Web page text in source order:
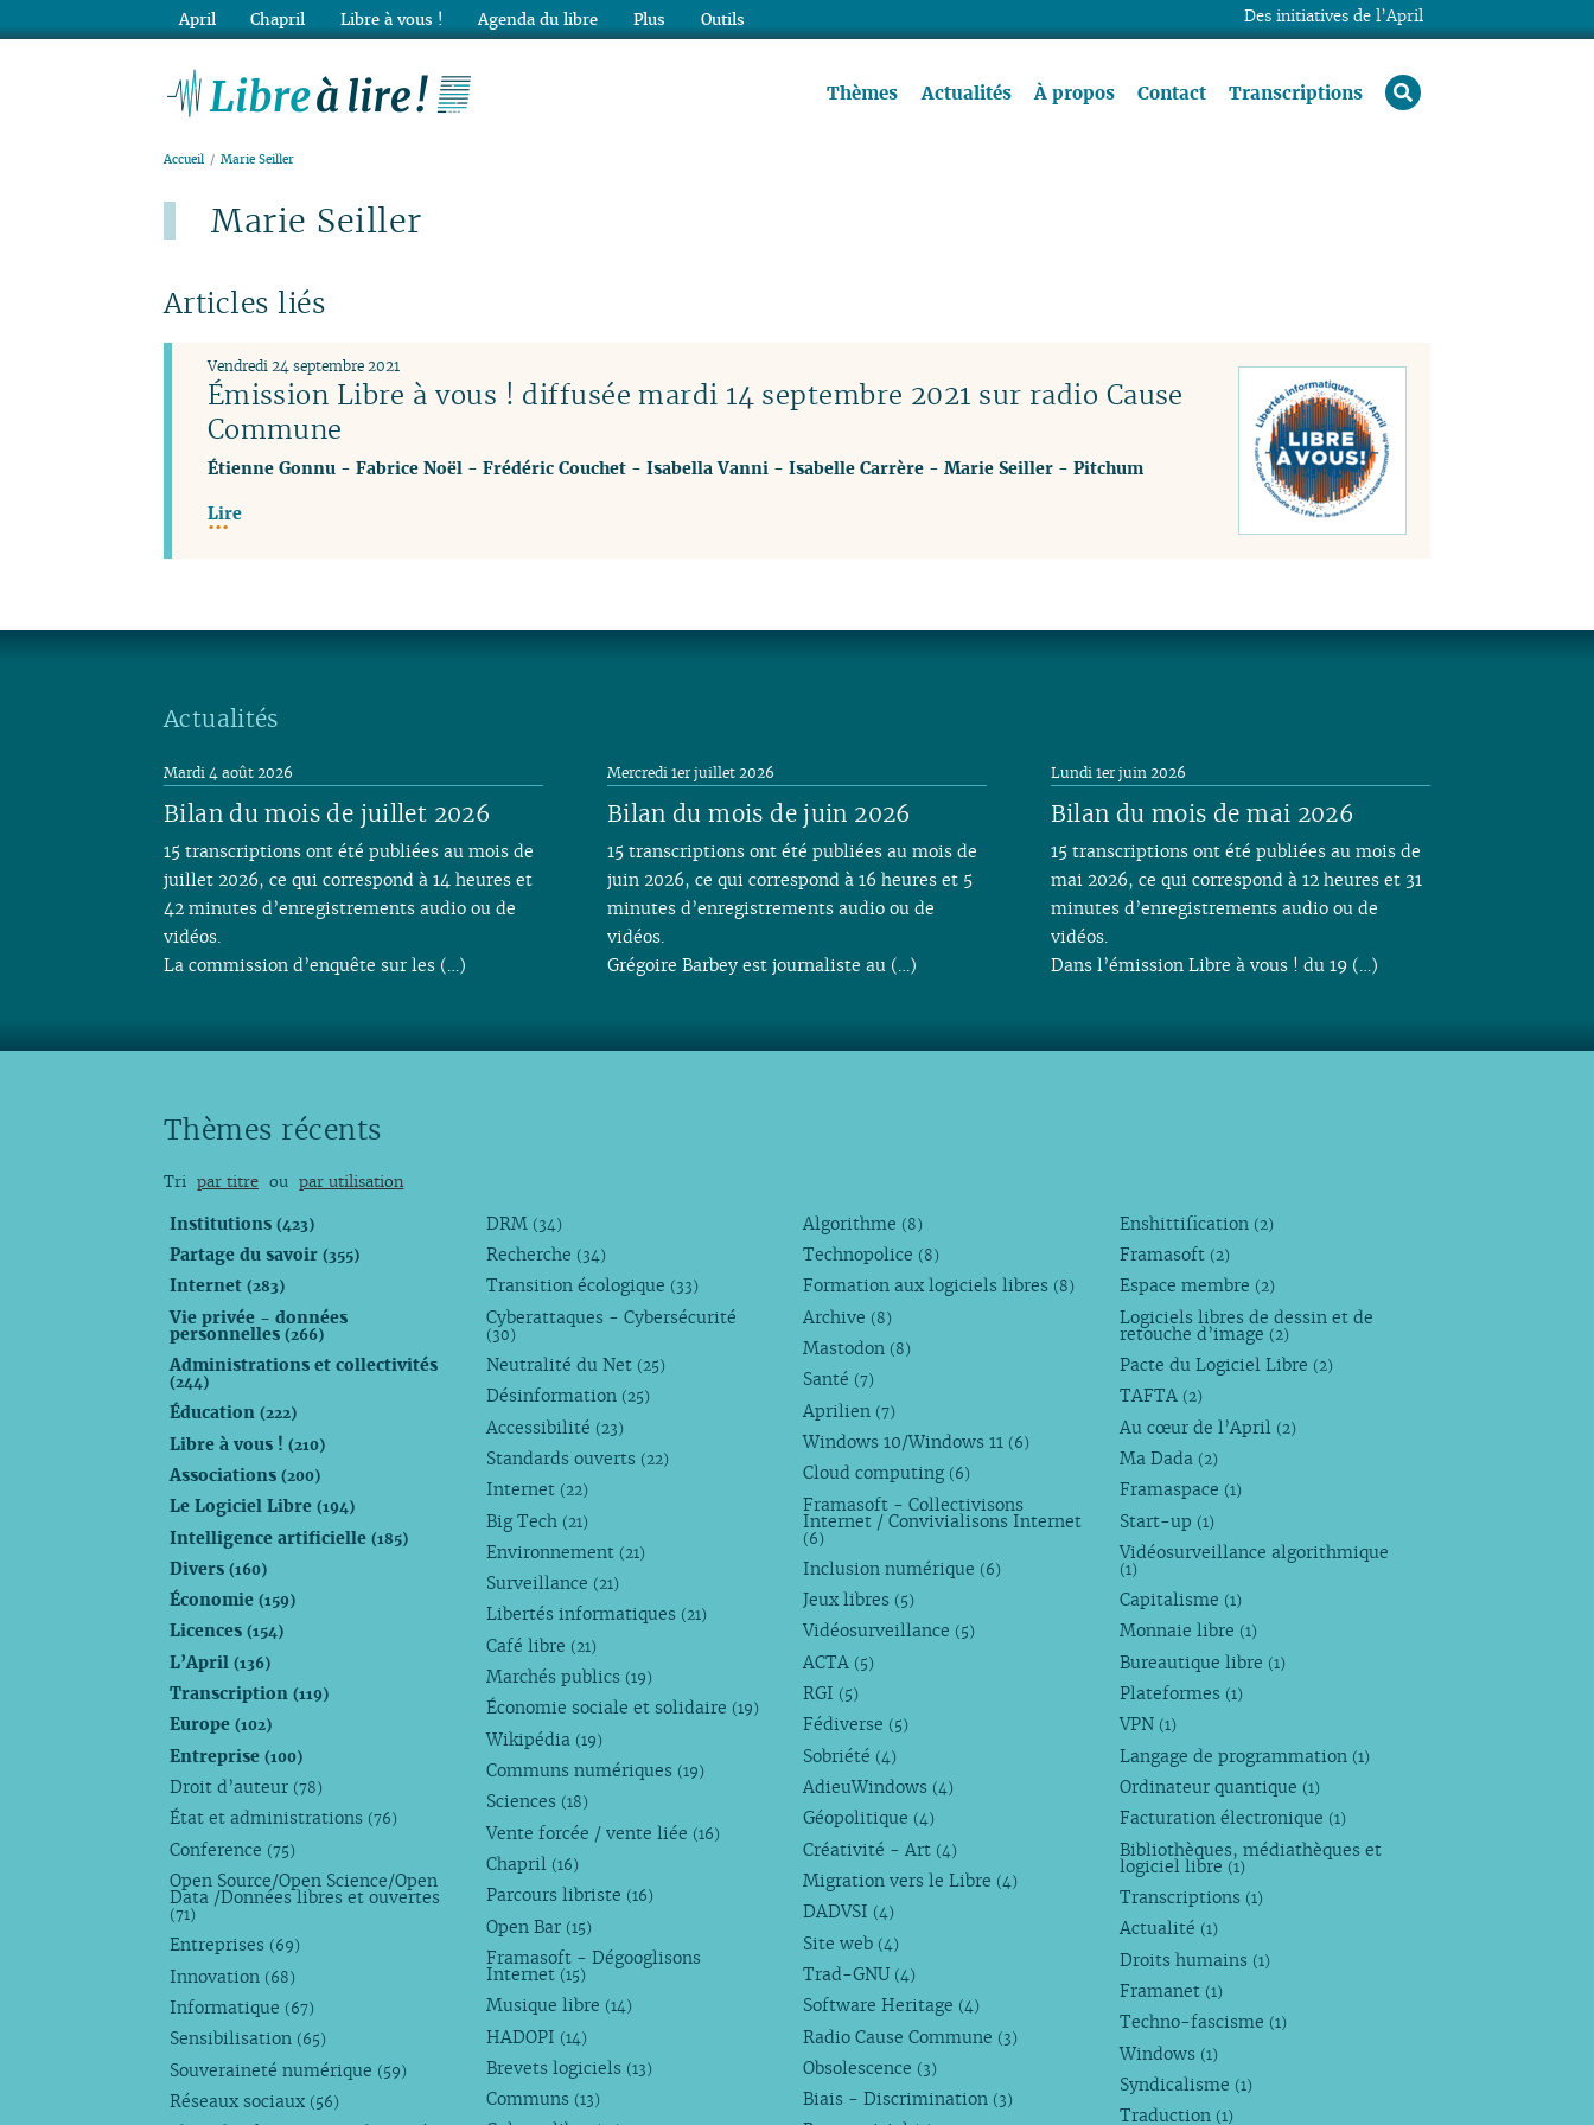
Thèmes Actualités À propos Contact Transcriptions rechercher
Accueil Marie Seiller
Marie Seiller
Articles liés
Émission Libre à vous ! diffusée mardi 14 septembre 2021 sur radio Cause
Commune
Vendredi 24 septembre 2021
Étienne Gonnu- Fabrice Noël- Frédéric Couchet- Isabella Vanni- Isabelle Carrère- Marie Seiller - Pitchum
Lire
Actualités
Bilan du mois de juillet 2026
Mardi 4 août 2026
15 transcriptions ont été publiées au mois de
juillet 2026, ce qui correspond à 14 heures et
42 minutes d’enregistrements audio ou de
vidéos.
La commission d’enquête sur les (…)
Bilan du mois de juin 2026
Mercredi 1er juillet 2026
15 transcriptions ont été publiées au mois de
juin 2026, ce qui correspond à 16 heures et 5
minutes d’enregistrements audio ou de
vidéos.
Grégoire Barbey est journaliste au (…)
Bilan du mois de mai 2026
Lundi 1er juin 2026
15 transcriptions ont été publiées au mois de
mai 2026, ce qui correspond à 12 heures et 31
minutes d’enregistrements audio ou de
vidéos.
Dans l’émission Libre à vous ! du 19 (…)
Thèmes récents
Tri par titre ou par utilisation
Institutions(423)
Partage du savoir(355)
Internet(283)
Vie privée - données
personnelles(266)
Administrations et collectivités
(244)
Éducation(222)
Libre à vous !(210)
Associations(200)
Le Logiciel Libre(194)
Intelligence artificielle(185)
Divers(160)
Économie(159)
Licences(154)
L’April(136)
Transcription(119)
Europe(102)
Entreprise(100)
Droit d’auteur (78)
État et administrations (76)
Conference (75)
Open Source/Open Science/Open
Data /Données libres et ouvertes
(71)
Entreprises (69)
Innovation (68)
Informatique (67)
Sensibilisation (65)
Souveraineté numérique (59)
Réseaux sociaux (56)
DRM (34)
Recherche (34)
Transition écologique (33)
Cyberattaques - Cybersécurité
(30)
Neutralité du Net (25)
Désinformation (25)
Accessibilité (23)
Standards ouverts (22)
Internet (22)
Big Tech (21)
Environnement (21)
Surveillance (21)
Libertés informatiques (21)
Café libre (21)
Marchés publics (19)
Économie sociale et solidaire (19)
Wikipédia (19)
Communs numériques (19)
Sciences (18)
Vente forcée / vente liée (16)
Chapril (16)
Parcours libriste (16)
Open Bar (15)
Framasoft - Dégooglisons
Internet (15)
Musique libre (14)
HADOPI (14)
Brevets logiciels (13)
Communs (13)
Algorithme (8)
Technopolice (8)
Formation aux logiciels libres (8)
Archive (8)
Mastodon (8)
Santé (7)
Aprilien (7)
Windows 10/Windows 11 (6)
Cloud computing (6)
Framasoft - Collectivisons
Internet / Convivialisons Internet
(6)
Inclusion numérique (6)
Jeux libres (5)
Vidéosurveillance (5)
ACTA (5)
RGI (5)
Fédiverse (5)
Sobriété (4)
AdieuWindows (4)
Géopolitique (4)
Créativité - Art (4)
Migration vers le Libre (4)
DADVSI (4)
Site web (4)
Trad-GNU (4)
Software Heritage (4)
Radio Cause Commune (3)
Obsolescence (3)
Biais - Discrimination (3)
Enshittification (2)
Framasoft (2)
Espace membre (2)
Logiciels libres de dessin et de
retouche d’image (2)
Pacte du Logiciel Libre (2)
TAFTA (2)
Au cœur de l’April (2)
Ma Dada (2)
Framaspace (1)
Start-up (1)
Vidéosurveillance algorithmique
(1)
Capitalisme (1)
Monnaie libre (1)
Bureautique libre (1)
Plateformes (1)
VPN (1)
Langage de programmation (1)
Ordinateur quantique (1)
Facturation électronique (1)
Bibliothèques, médiathèques et
logiciel libre (1)
Transcriptions (1)
Actualité (1)
Droits humains (1)
Framanet (1)
Techno-fascisme (1)
Windows (1)
Syndicalisme (1)
Traduction (1)
Des initiatives de l’April
April Chapril Libre à vous ! Agenda du libre Plus Outils